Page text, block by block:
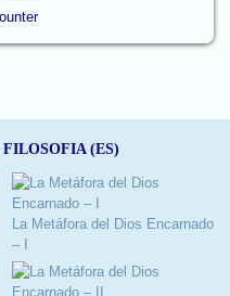
FILOSOFIA (ES)
La Metáfora del Dios Encarnado
– I